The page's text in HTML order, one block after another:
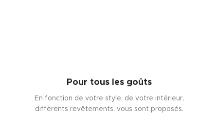
Pour tous les goûts
En fonction de votre style, de votre intérieur,
différents revêtements. vous sont proposés.